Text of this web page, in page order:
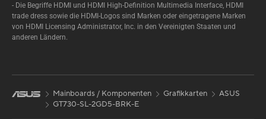
- Die Begriffe HDMI und HDMI High-Definition Multimedia Interface, HDMI
trade dress sowie die HDMI-Logos sind Marken oder eingetragene Marken
von HDMI Licensing Administrator, Inc. in den Vereinigten Staaten und
anderen Ländern.
Mainboards / Komponenten Grafikkarten
ASUS
GT730-SL-2GD5-BRK-E